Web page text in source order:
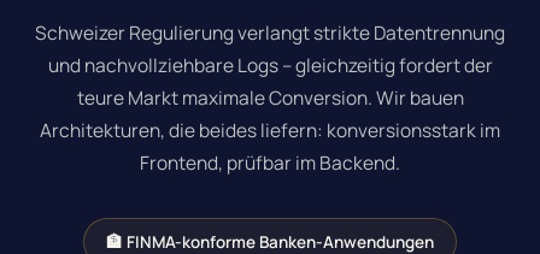
Schweizer Regulierung verlangt strikte Datentrennung
und nachvollziehbare Logs – gleichzeitig fordert der
teure Markt maximale Conversion.Wir bauen
Architekturen, die beides liefern: konversionsstark im
Frontend, prüfbar im Backend.
🏦 FINMA-konforme Banken-Anwendungen